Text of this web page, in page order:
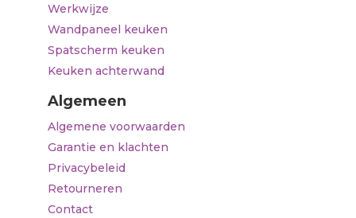
Werkwijze
Wandpaneel keuken
Spatscherm keuken
Keuken achterwand
Algemeen
Algemene voorwaarden
Garantie en klachten
Privacybeleid
Retourneren
Contact